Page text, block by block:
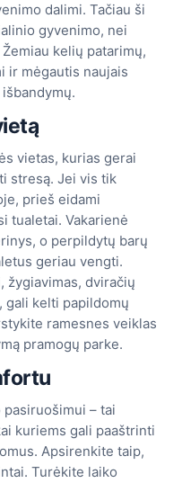
dalimi. Tačiau ši
gyvenimo, nei
kelių patarimų,
ir mėgautis naujais
vietas, kurias gerai
stresą. Jei vis tik
prieš eidami
tualetai. Vakarienė
o perpildytų barų
geriau vengti.
žygiavimas, dviračių
gali kelti papildomų
ramesnes veiklas
pramogų parke.
– tai
kuriems gali paaštrinti
Apsirenkite taip,
Turėkite laiko